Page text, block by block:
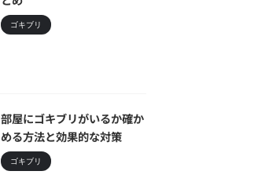
ゴキブリ
部屋にゴキブリがいるか確か
める方法と効果的な対策
ゴキブリ